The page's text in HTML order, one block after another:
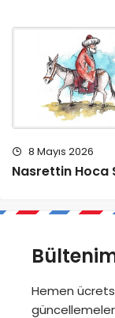
8 Mayıs 2026
Nasrettin Hoca
Hemen